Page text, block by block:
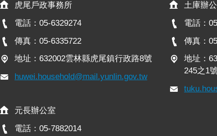
政
入
資
訊
網
權
虎尾戶政事務所
電話：05-6329274
傳真：05-6335722
地址：632002雲林縣虎尾鎮行政路8號
huwei.household@mail.yunlin.gov.tw
土庫辦
電話：
傳真：
地址：
245之1
元長辦公室
電話：05-7882014